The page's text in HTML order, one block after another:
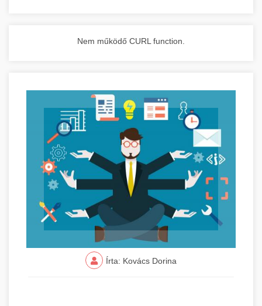
Nem működő CURL function.
Írta: Kovács Dorina